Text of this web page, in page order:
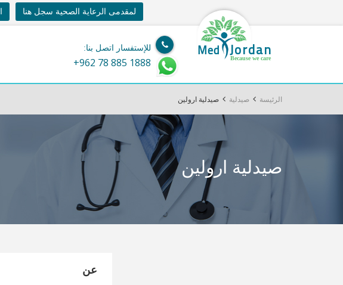
لمقدمى الرعاية الصحية سجل هنا
Med Jordan
Because we care
للإستفسار اتصل بنا:
+962 78 885 1888
الرئيسة صيدلية صيدلية ارولين
صيدلية ارولين
عن